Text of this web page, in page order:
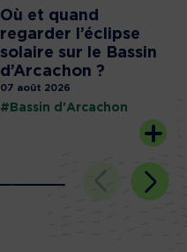
Où et quand
regarder l’éclipse
solaire sur le Bassin
d’Arcachon ?
07 août 2026
#Bassin d'Arcachon